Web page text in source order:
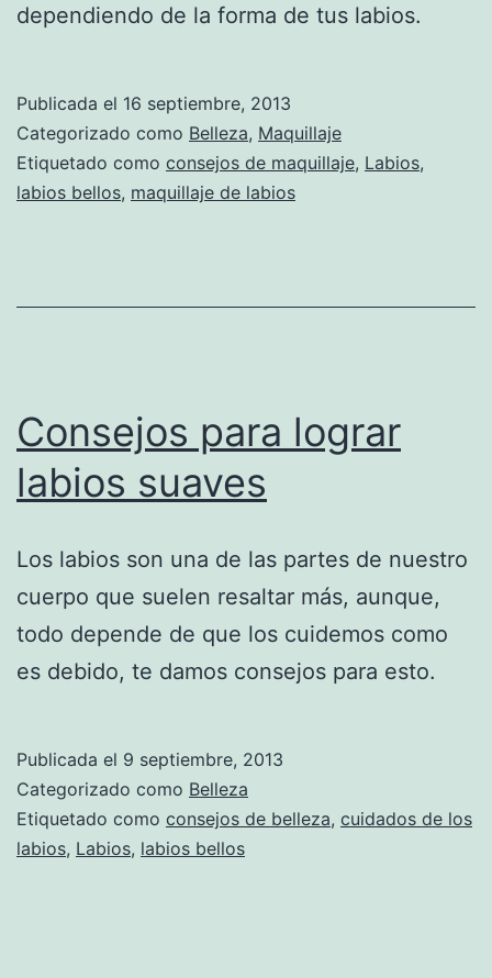
dependiendo de la forma de tus labios.
Publicada el 16 septiembre, 2013
Categorizado como Belleza, Maquillaje
Etiquetado como consejos de maquillaje, Labios,
labios bellos, maquillaje de labios
Consejos para lograr
labios suaves
Los labios son una de las partes de nuestro
cuerpo que suelen resaltar más, aunque,
todo depende de que los cuidemos como
es debido, te damos consejos para esto.
Publicada el 9 septiembre, 2013
Categorizado como Belleza
Etiquetado como consejos de belleza, cuidados de los
labios, Labios, labios bellos